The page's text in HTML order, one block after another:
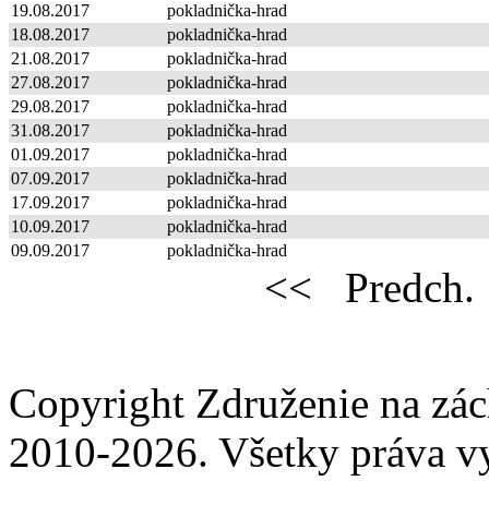
19.08.2017
pokladnička-hrad
18.08.2017
pokladnička-hrad
21.08.2017
pokladnička-hrad
27.08.2017
pokladnička-hrad
29.08.2017
pokladnička-hrad
31.08.2017
pokladnička-hrad
01.09.2017
pokladnička-hrad
07.09.2017
pokladnička-hrad
17.09.2017
pokladnička-hrad
10.09.2017
pokladnička-hrad
09.09.2017
pokladnička-hrad
<< Predch.
Copyright Združenie na
2010-2026. Všetky práva